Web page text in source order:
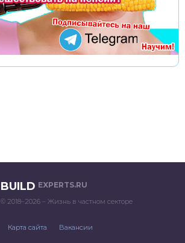
BUILD EXPERTS.RU
© 2018–2026 – Жизнь в частном секторе
Карта сайта Вакансии